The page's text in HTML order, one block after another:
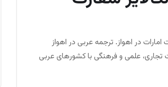
در اهواز. ترجمه عربی در اهواز
تجاری، علمی و فرهنگی با کشورهای عربی